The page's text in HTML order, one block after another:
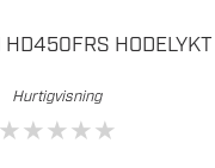
HODELYKT
Hurtigvisning
★★★★★